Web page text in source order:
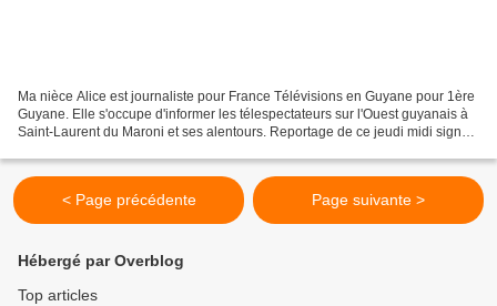
Ma nièce Alice est journaliste pour France Télévisions en Guyane pour 1ère
Guyane. Elle s'occupe d'informer les télespectateurs sur l'Ouest guyanais à
Saint-Laurent du Maroni et ses alentours. Reportage de ce jeudi midi signé
< Page précédente Page suivante >
Hébergé par Overblog
Top articles